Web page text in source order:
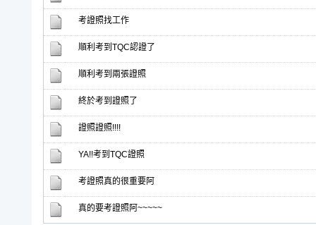
考證照找工作
順利考到TQC認證了
順利考到兩張證照
終於考到證照了
證照證照!!!!
YA!!考到TQC證照
考證照真的很重要阿
真的要考證照阿~~~~~